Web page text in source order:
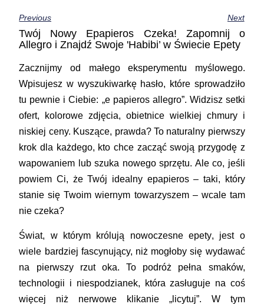
Previous Next
Twój Nowy Epapieros Czeka! Zapomnij o
Allegro i Znajdź Swoje 'Habibi’ w Świecie Epety
Zacznijmy od małego eksperymentu myślowego.
Wpisujesz w wyszukiwarkę hasło, które sprowadziło
tu pewnie i Ciebie: „e papieros allegro”. Widzisz setki
ofert, kolorowe zdjęcia, obietnice wielkiej chmury i
niskiej ceny. Kuszące, prawda? To naturalny pierwszy
krok dla każdego, kto chce zacząć swoją przygodę z
wapowaniem lub szuka nowego sprzętu. Ale co, jeśli
powiem Ci, że Twój idealny epapieros– taki, który
stanie się Twoim wiernym towarzyszem – wcale tam
nie czeka?
Świat, w którym królują nowoczesne epety, jest o
wiele bardziej fascynujący, niż mogłoby się wydawać
na pierwszy rzut oka. To podróż pełna smaków,
technologii i niespodzianek, która zasługuje na coś
więcej niż nerwowe klikanie „licytuj”. W tym